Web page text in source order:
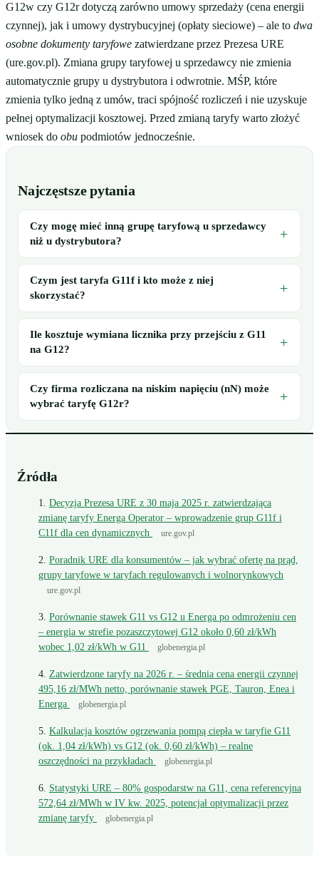
G12w czy G12r dotyczą zarówno umowy sprzedaży (cena energii
czynnej), jak i umowy dystrybucyjnej (opłaty sieciowe) – ale to dwa
osobne dokumenty taryfowe zatwierdzane przez Prezesa URE
(ure.gov.pl). Zmiana grupy taryfowej u sprzedawcy nie zmienia
automatycznie grupy u dystrybutora i odwrotnie. MŚP, które
zmienia tylko jedną z umów, traci spójność rozliczeń i nie uzyskuje
pełnej optymalizacji kosztowej. Przed zmianą taryfy warto złożyć
wniosek do obu podmiotów jednocześnie.
Najczęstsze pytania
Czy mogę mieć inną grupę taryfową u sprzedawcy
niż u dystrybutora?
Czym jest taryfa G11f i kto może z niej
skorzystać?
Ile kosztuje wymiana licznika przy przejściu z G11
na G12?
Czy firma rozliczana na niskim napięciu (nN) może
wybrać taryfę G12r?
Źródła
Decyzja Prezesa URE z 30 maja 2025 r. zatwierdzająca
zmianę taryfy Energa Operator – wprowadzenie grup G11f i
C11f dla cen dynamicznych
ure.gov.pl
Poradnik URE dla konsumentów – jak wybrać ofertę na prąd,
grupy taryfowe w taryfach regulowanych i wolnorynkowych
ure.gov.pl
Porównanie stawek G11 vs G12 u Energa po odmrożeniu cen
– energia w strefie pozaszczytowej G12 około 0,60 zł/kWh
wobec 1,02 zł/kWh w G11
globenergia.pl
Zatwierdzone taryfy na 2026 r. – średnia cena energii czynnej
495,16 zł/MWh netto, porównanie stawek PGE, Tauron, Enea i
Energa
globenergia.pl
Kalkulacja kosztów ogrzewania pompą ciepła w taryfie G11
(ok. 1,04 zł/kWh) vs G12 (ok. 0,60 zł/kWh) – realne
oszczędności na przykładach
globenergia.pl
Statystyki URE – 80% gospodarstw na G11, cena referencyjna
572,64 zł/MWh w IV kw. 2025, potencjał optymalizacji przez
zmianę taryfy
globenergia.pl